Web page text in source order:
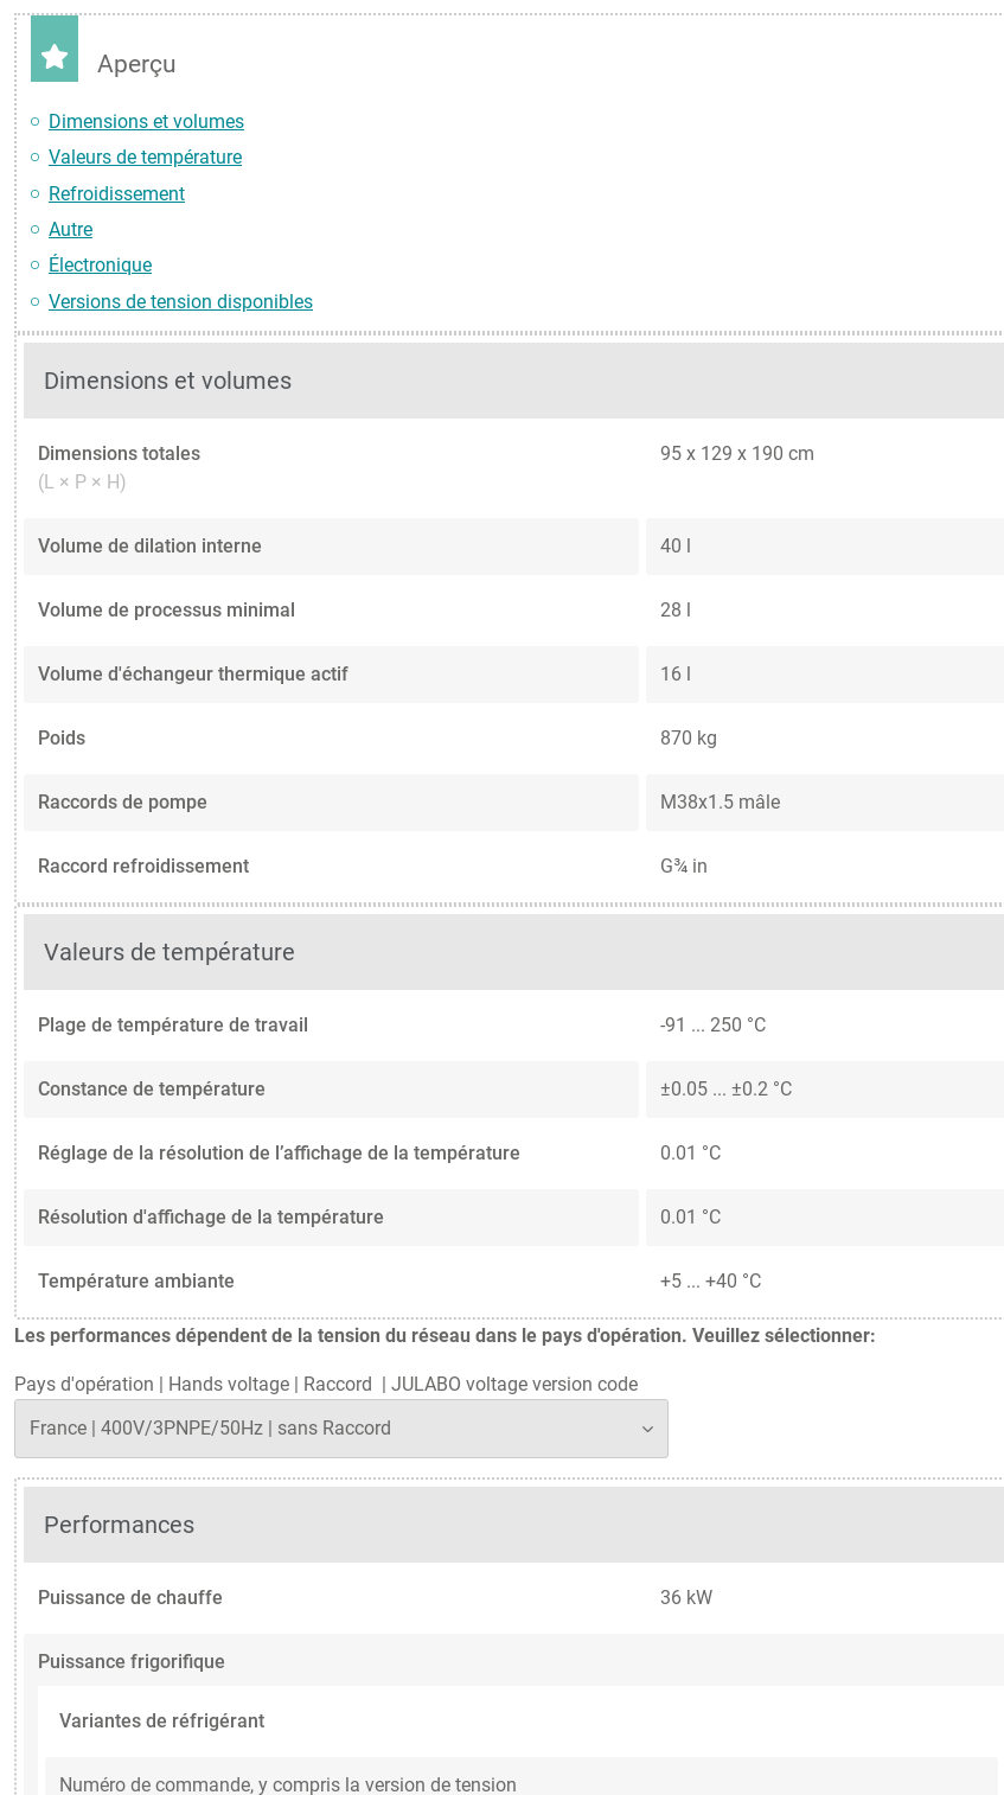
Aperçu
Dimensions et volumes
Valeurs de température
Refroidissement
Autre
Électronique
Versions de tension disponibles
Dimensions et volumes
Dimensions totales
(L × P × H)
95 x 129 x 190 cm
Volume de dilation interne 40 l
Volume de processus minimal 28 l
Volume d'échangeur thermique actif 16 l
Poids 870 kg
Raccords de pompe M38x1.5 mâle
Raccord refroidissement G¾ in
Valeurs de température
Plage de température de travail -91 ... 250 °C
Constance de température ±0.05 ... ±0.2 °C
Réglage de la résolution de l’affichage de la température 0.01 °C
Résolution d'affichage de la température 0.01 °C
Température ambiante +5 ... +40 °C
Les performances dépendent de la tension du réseau dans le pays d'opération. Veuillez sélectionner:
Pays d'opération | Hands voltage | Raccord | JULABO voltage version code
Performances
Puissance de chauffe 36 kW
Puissance frigorifique
Variantes de réfrigérant
Numéro de commande, y compris la version de tension